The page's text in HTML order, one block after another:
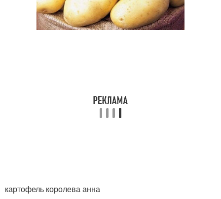
картофель королева анна